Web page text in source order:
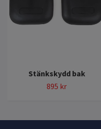
Stänkskydd bak
895 kr